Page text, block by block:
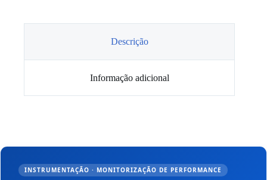
Descrição
Informação adicional
INSTRUMENTAÇÃO · MONITORIZAÇÃO DE PERFORMANCE